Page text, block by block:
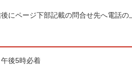
にページ下部記載の問合せ先へ電話の
後5時必着